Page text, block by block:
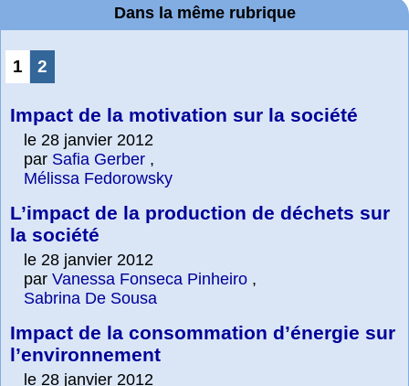
Dans la même rubrique
1 2
Impact de la motivation sur la société
le 28 janvier 2012
par Safia Gerber ,
Mélissa Fedorowsky
L’impact de la production de déchets sur
la société
le 28 janvier 2012
par Vanessa Fonseca Pinheiro ,
Sabrina De Sousa
Impact de la consommation d’énergie sur
l’environnement
le 28 janvier 2012